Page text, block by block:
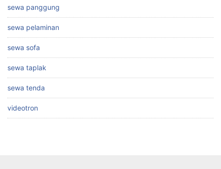
sewa panggung
sewa pelaminan
sewa sofa
sewa taplak
sewa tenda
videotron